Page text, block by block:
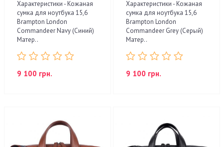
Характеристики - Кожаная
сумка для ноутбука 15,6
Brampton London
Commandeer Navy (Синий)
Матер..
9 100 грн.
Характеристики - Кожаная
сумка для ноутбука 15,6
Brampton London
Commandeer Grey (Серый)
Матер..
9 100 грн.